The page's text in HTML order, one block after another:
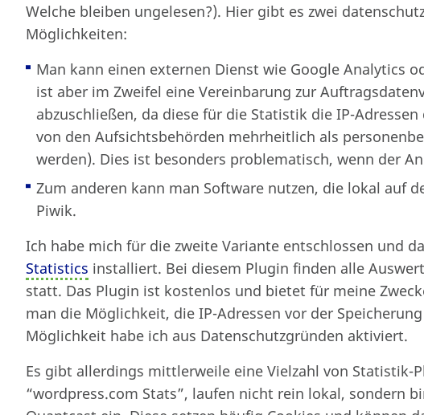
Welche bleiben ungelesen?). Hier gibt es zwei
Möglichkeiten:
Man kann einen externen Dienst wie Google Analytics
ist aber im Zweifel eine Vereinbarung zur
abzuschließen, da diese für die Statistik die IP-
von den Aufsichtsbehörden mehrheitlich als
werden). Dies ist besonders problematisch, wenn der
Zum anderen kann man Software nutzen, die lokal auf
Piwik.
Ich habe mich für die zweite Variante entschlossen und
Statistics installiert. Bei diesem Plugin finden alle
statt. Das Plugin ist kostenlos und bietet für meine
man die Möglichkeit, die IP-Adressen vor der
Möglichkeit habe ich aus Datenschutzgründen aktiviert.
Es gibt allerdings mittlerweile eine Vielzahl von Statistik-
“wordpress.com Stats”, laufen nicht rein lokal, sondern